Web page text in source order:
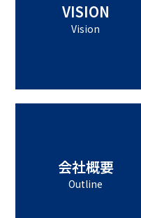
VISION
Vision
会社概要
Outline